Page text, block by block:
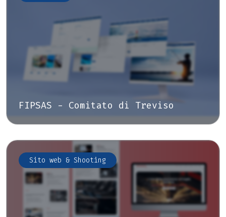
FIPSAS - Comitato di Treviso
Sito web & Shooting